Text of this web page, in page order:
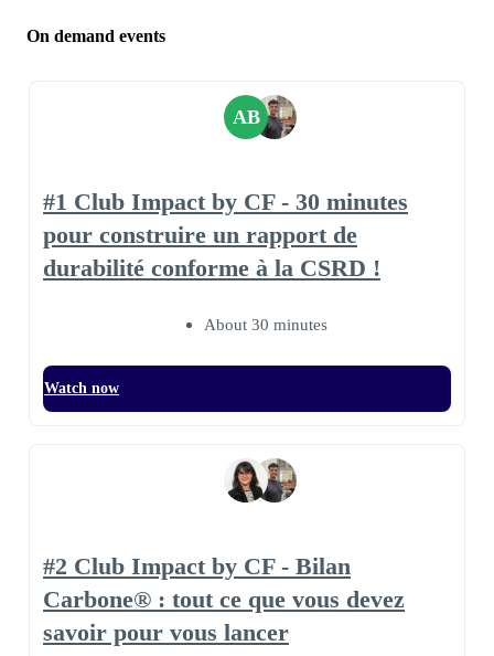
On demand events
AB
#1 Club Impact by CF - 30 minutes
pour construire un rapport de
durabilité conforme à la CSRD !
About 30 minutes
Watch now
#2 Club Impact by CF - Bilan
Carbone® : tout ce que vous devez
savoir pour vous lancer